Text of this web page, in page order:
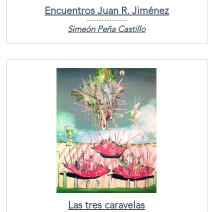
Encuentros Juan R. Jiménez
Simeón Peña Castillo
Las tres caravelas